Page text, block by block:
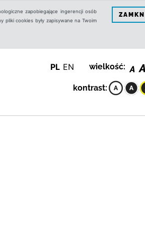
zapobiegające ingerencji osób
cookies były zapisywane na Twoim
PL EN wielkość:
kontrast: